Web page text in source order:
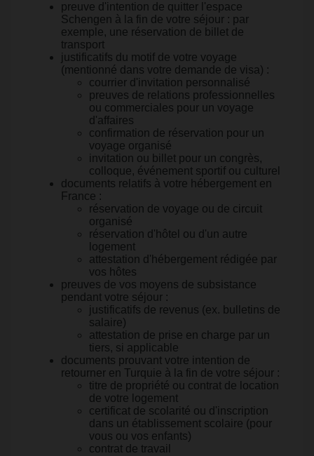
preuve d'intention de quitter l'espace
Schengen à la fin de votre séjour : par
exemple, une réservation de billet de
transport
justificatifs du motif de votre voyage
(mentionné dans votre demande de visa) :
courrier d'invitation personnalisé
preuves de relations professionnelles
ou commerciales pour un voyage
d'affaires
confirmation de réservation pour un
voyage organisé
invitation ou billet pour un congrès,
colloque, événement sportif ou culturel
documents relatifs à votre hébergement en
France :
réservation de voyage ou de circuit
organisé
réservation d'hôtel ou d'un autre
logement
attestation d'hébergement rédigée par
vos hôtes
preuves de vos moyens de subsistance
pendant votre séjour :
justificatifs de revenus (ex. bulletins de
salaire)
attestation de prise en charge par un
tiers, si applicable
documents prouvant votre intention de
retourner en Turquie à la fin de votre séjour :
titre de propriété ou contrat de location
de votre logement
certificat de scolarité ou d'inscription
dans un établissement scolaire (pour
vous ou vos enfants)
contrat de travail